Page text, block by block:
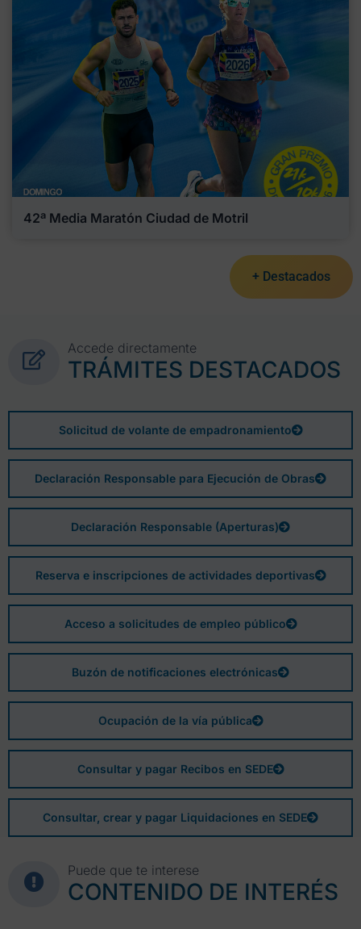
42ª Media Maratón Ciudad de Motril
+ Destacados
Accede directamente
TRÁMITES DESTACADOS
Solicitud de volante de empadronamiento
Declaración Responsable para Ejecución de Obras
Declaración Responsable (Aperturas)
Reserva e inscripciones de actividades deportivas
Acceso a solicitudes de empleo público
Buzón de notificaciones electrónicas
Ocupación de la vía pública
Consultar y pagar Recibos en SEDE
Consultar, crear y pagar Liquidaciones en SEDE
Puede que te interese
CONTENIDO DE INTERÉS